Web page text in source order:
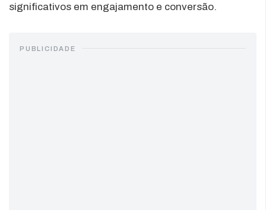
significativos em engajamento e conversão.
PUBLICIDADE